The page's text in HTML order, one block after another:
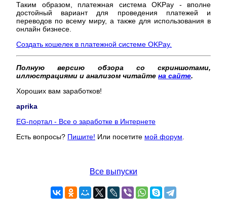
Таким образом, платежная система OKPay - вполне
достойный вариант для проведения платежей и
переводов по всему миру, а также для использования в
онлайн бизнесе.
Создать кошелек в платежной системе OKPay.
Полную версию обзора со скриншотами,
иллюстрациями и анализом читайте на сайте.
Хороших вам заработков!
aprika
EG-портал - Все о заработке в Интернете
Есть вопросы? Пишите! Или посетите мой форум
Все выпуски